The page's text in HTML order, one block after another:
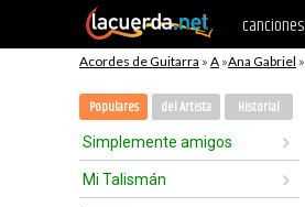
canciones
Acordes de Guitarra » A »Ana Gabriel
Populares del Artista Historial
Simplemente amigos
Mi Talismán